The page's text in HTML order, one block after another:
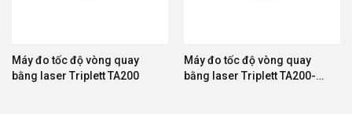
Máy đo tốc độ vòng quay
bằng laser Triplett TA200
Máy đo tốc độ vòng quay
bằng laser Triplett TA200-